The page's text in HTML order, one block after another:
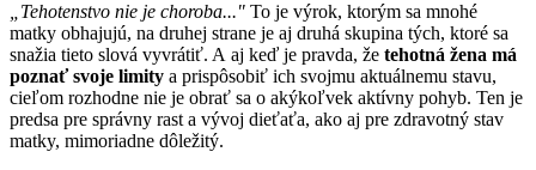
„Tehotenstvo nie je choroba..." To je výrok, ktorým sa mnohé
matky obhajujú, na druhej strane je aj druhá skupina tých, ktoré sa
snažia tieto slová vyvrátiť. A aj keď je pravda, že tehotná žena má
poznať svoje limity a prispôsobiť ich svojmu aktuálnemu stavu,
cieľom rozhodne nie je obrať sa o akýkoľvek aktívny pohyb. Ten je
predsa pre správny rast a vývoj dieťaťa, ako aj pre zdravotný stav
matky, mimoriadne dôležitý.